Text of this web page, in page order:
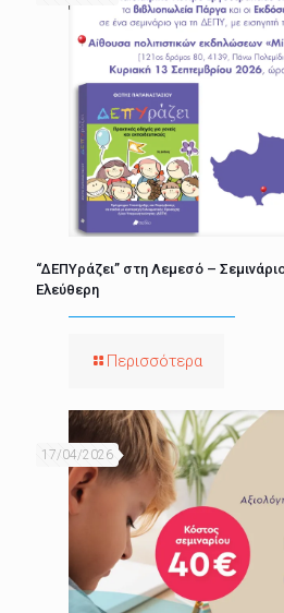
“ΔΕΠΥράζει” στη Λεμεσό –
Ελεύθερη
Περισσότερα
17/04/2026